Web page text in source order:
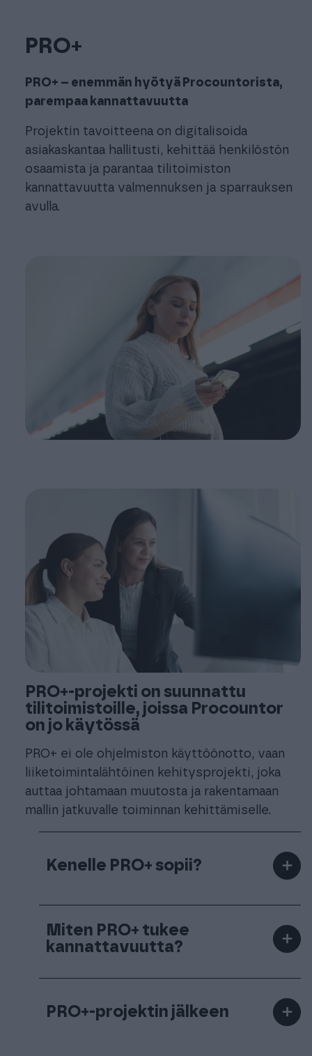
PRO+
PRO+ – enemmän hyötyä Procountorista,
parempaa kannattavuutta
Projektin tavoitteena on digitalisoida
asiakaskantaa hallitusti, kehittää henkilöstön
osaamista ja parantaa tilitoimiston
kannattavuutta valmennuksen ja sparrauksen
avulla.
PRO+‑projekti on suunnattu
tilitoimistoille, joissa Procountor
on jo käytössä
PRO+ ei ole ohjelmiston käyttöönotto, vaan
liiketoimintalähtöinen kehitysprojekti, joka
auttaa johtamaan muutosta ja rakentamaan
mallin jatkuvalle toiminnan kehittämiselle.
Kenelle PRO+ sopii? ＋
Tilitoimistoille, joissa Procountor on jo
osa arkea
Johtajille, jotka haluavat vahvistaa
Miten PRO+ tukee
kannattavuutta?
＋
osuutta
PRO+‑projektin jälkeen ＋